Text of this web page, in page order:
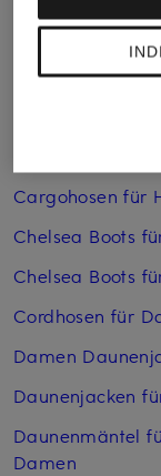
Weitere
Cargohosen für
Chelsea Boots
Chelsea Boots
Cordhosen für
Damen
Daunenjacken
Daunenmäntel
Damen